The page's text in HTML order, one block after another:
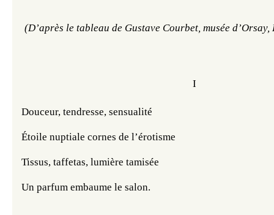
(D’après le tableau de Gustave Courbet, musée
I
Douceur, tendresse, sensualité
Étoile nuptiale cornes de l’érotisme
Tissus, taffetas, lumière tamisée
Un parfum embaume le salon.